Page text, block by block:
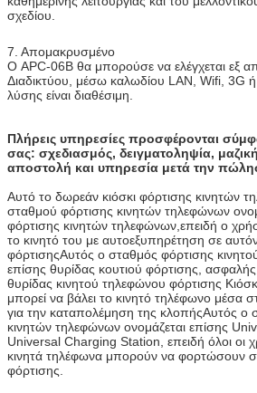
σχεδίου.
7. Απομακρυσμένο
Ο APC-06B θα μπορούσε να ελέγχεται εξ
Διαδικτύου, μέσω καλωδίου LAN, Wifi, 3G
λύσης είναι διαθέσιμη.
Πλήρεις υπηρεσίες προσφέρονται
σας: σχεδιασμός, δειγματοληψία,
αποστολή και υπηρεσία μετά την
Αυτό το δωρεάν κιόσκι φόρτισης κινητών
σταθμού φόρτισης κινητών τηλεφώνων
φόρτισης κινητών τηλεφώνων,επειδή ο
το κινητό του με αυτοεξυπηρέτηση σε
φόρτισηςΑυτός ο σταθμός φόρτισης
επίσης θυρίδας κουτιού φόρτισης,
θυρίδας κινητού τηλεφώνου φόρτισης
μπορεί να βάλει το κινητό τηλέφωνο μέσα
για την καταπολέμηση της κλοπήςΑυτός ο
κινητών τηλεφώνων ονομάζεται επίσης
Universal Charging Station, επειδή όλοι οι
κινητά τηλέφωνα μπορούν να φορτώσουν
φόρτισης.